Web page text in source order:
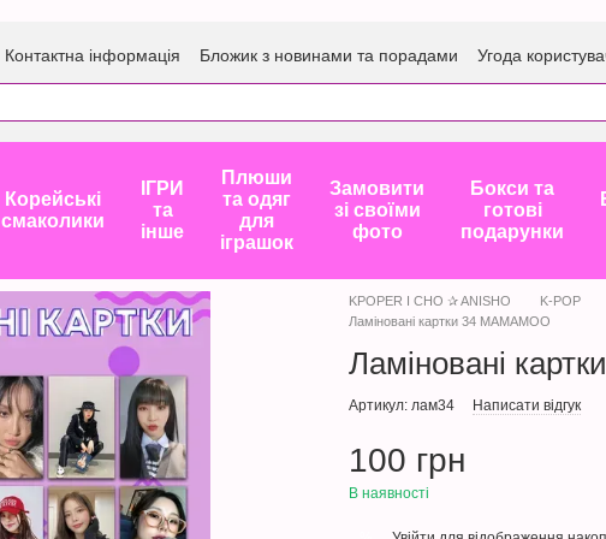
Контактна інформація Бложик з новинами та порадами Угода
Корейські
смаколики
ІГРИ
та
інше
Плюши
та одяг
для
іграшок
Замовити
зі своїми
фото
Бокси та
готові
подарунки
KPOPER I CHO ✰ ANISHO K-POP
Ламіновані картки 34 MAMAMOO
Ламіновані
Артикул: лам34 Написати відгук
100 грн
В наявності